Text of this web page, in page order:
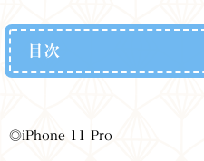
目次
◎iPhone 11 Pro